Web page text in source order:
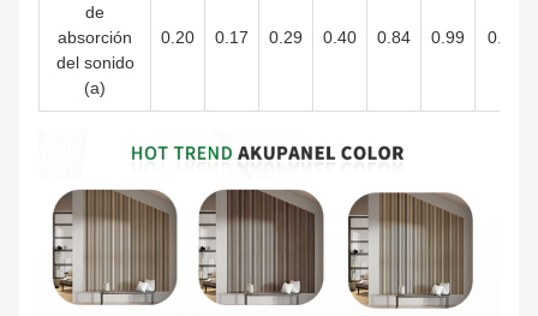
de
absorción
del sonido
(a)
0.20 0.17 0.29 0.40 0.84 0.99 0.92